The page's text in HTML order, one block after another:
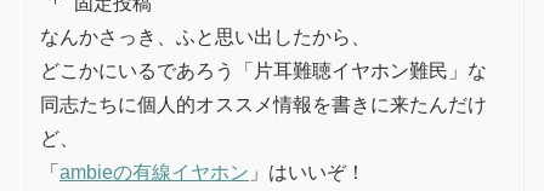
なんかさっき、ふと思い出したから、
どこかにいるであろう「片耳難聴イヤホン難民」な
同志たちに個人的オススメ情報を書きに来たんだけ
ど、
「 ambieの有線イヤホン 」はいいぞ！